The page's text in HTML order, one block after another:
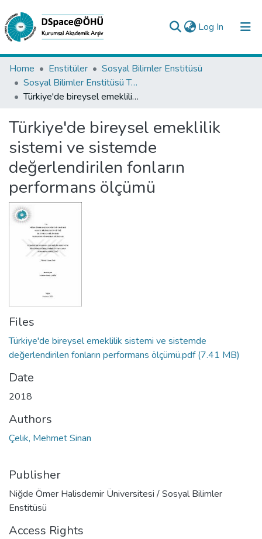
Log In (current)
Collections
All of DSpace
Analyze
Request/Question
Home Enstitüler
Sosyal Bilimler Enstitüsü
Sosyal Bilimler Enstitüsü Tez Koleksiyonu
Türkiye'de bireysel emeklilik sistemi ve sistemde değerlendirilen fonların performans ölçümü
Türkiye'de bireysel emeklilik
sistemi ve sistemde
değerlendirilen fonların
performans ölçümü
Files
Türkiye'de bireysel emeklilik sistemi ve sistemde
değerlendirilen fonların performans ölçümü.pdf(7.41 MB)
Date
2018
Authors
Çelik, Mehmet Sinan
Publisher
Niğde Ömer Halisdemir Üniversitesi / Sosyal Bilimler
Enstitüsü
Access Rights